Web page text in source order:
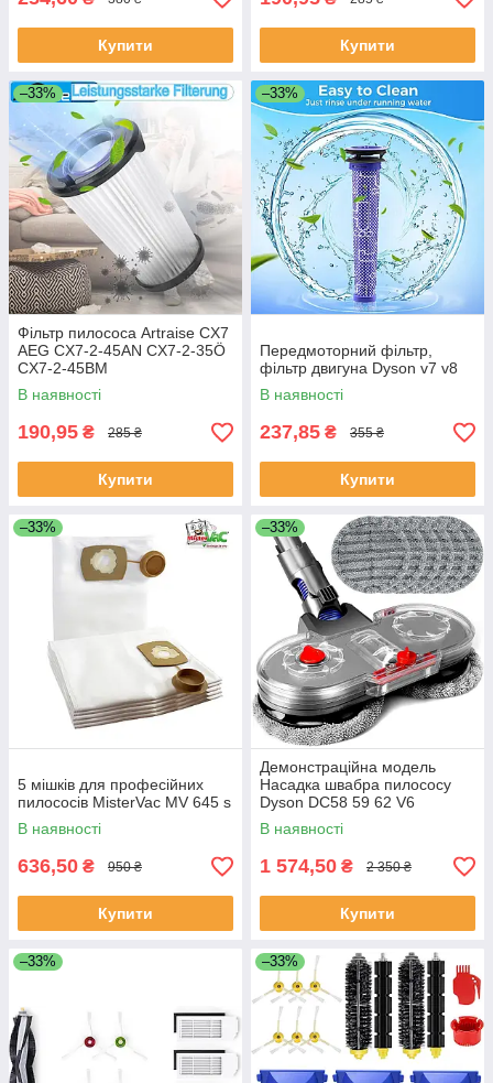
Купити Купити
–33%
Фільтр пилососа Artraise CX7
AEG CX7-2-45AN CX7-2-35Ö
CX7-2-45BM
В наявності
190,95 ₴ 285 ₴
Купити
–33%
Передмоторний фільтр,
фільтр двигуна Dyson v7 v8
В наявності
237,85 ₴ 355 ₴
Купити
–33%
5 мішків для професійних
пилососів MisterVac MV 645 s
В наявності
636,50 ₴ 950 ₴
Купити
–33%
Демонстраційна модель
Насадка швабра пилососу
Dyson DC58 59 62 V6
В наявності
1 574,50 ₴ 2 350 ₴
Купити
–33% –33%